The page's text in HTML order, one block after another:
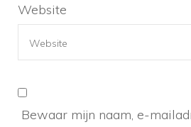
Website
Bewaar mijn naam, e-